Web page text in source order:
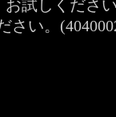
試しくださ
さい。